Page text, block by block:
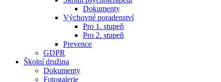
Dokumenty
Výchovné poradenství
Pro 1. stupeň
Pro 2. stupeň
Prevence
GDPR
Školní družina
Dokumenty
Fotogalerie